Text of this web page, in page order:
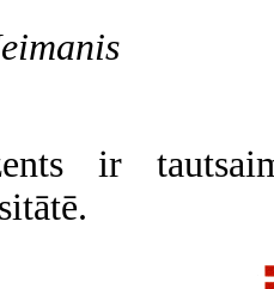
ir